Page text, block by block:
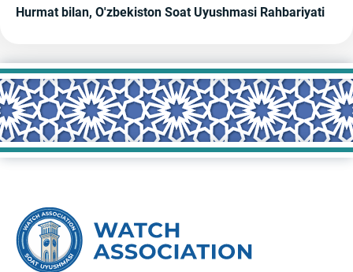
Hurmat bilan, O'zbekiston Soat Uyushmasi Rahbariyati